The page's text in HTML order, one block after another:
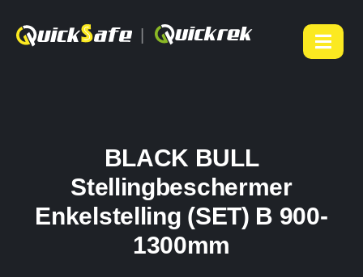
BLACK BULL
Stellingbeschermer
Enkelstelling (SET) B 900-
1300mm